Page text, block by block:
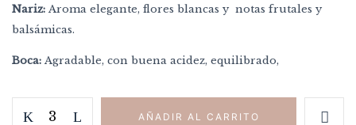
Nariz: Aroma elegante, flores blancas y notas frutales y
balsámicas.
Boca: Agradable, con buena acidez, equilibrado,
AÑADIR AL CARRITO